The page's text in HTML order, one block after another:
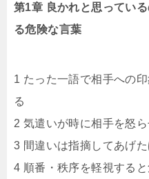
第1章 良かれと思ってい
る危険な言葉
1 たった一語で相手への
る
2 気遣いが時に相手を怒
3 間違いは指摘してあげ
4 順番・秩序を軽視する